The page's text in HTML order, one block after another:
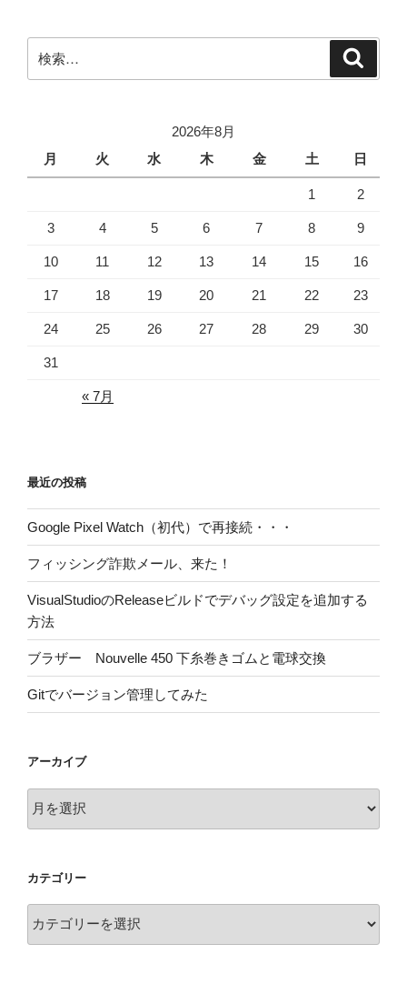
ー
ジ
し
索:
2026年8月
月
火 水 木 金 土 日
1 2
3 4 5 6 7 8 9
10 11 12 13 14 15 16
17 18 19 20 21 22 23
24 25 26 27 28 29 30
31
« 7月
最近の投稿
Google Pixel Watch（初代）で再接続・・・
フィッシング詐欺メール、来た！
VisualStudioのReleaseビルドでデバッグ設定を追加する
方法
ブラザー Nouvelle 450 下糸巻きゴムと電球交換
Gitでバージョン管理してみた
アーカイブ
ー
ブ
カテゴリー
テ